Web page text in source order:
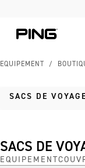
ÉQUIPEMENT /
SACS DE VOYAGE
SACS DE
ÉQUIPEMENT